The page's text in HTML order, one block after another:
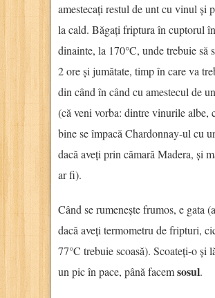
amestecați restul de unt cu vinul și
la cald. Băgați friptura în cuptorul
dinainte, la 170°C, unde trebuie să
2 ore și jumătate, timp în care va
din când în când cu amestecul de
(că veni vorba: dintre vinurile albe,
bine se împacă Chardonnay-ul cu
dacă aveți prin cămară Madera, și
ar fi).
Când se rumenește frumos, e gata
dacă aveți termometru de fripturi,
77°C trebuie scoasă). Scoateți-o și
un pic în pace, până facemsosul.